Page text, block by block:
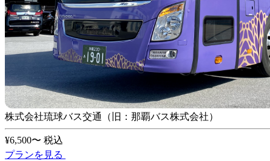
株式会社琉球バス交通（旧：那覇バス株式会社）
¥6,500〜 税込
プランを見る